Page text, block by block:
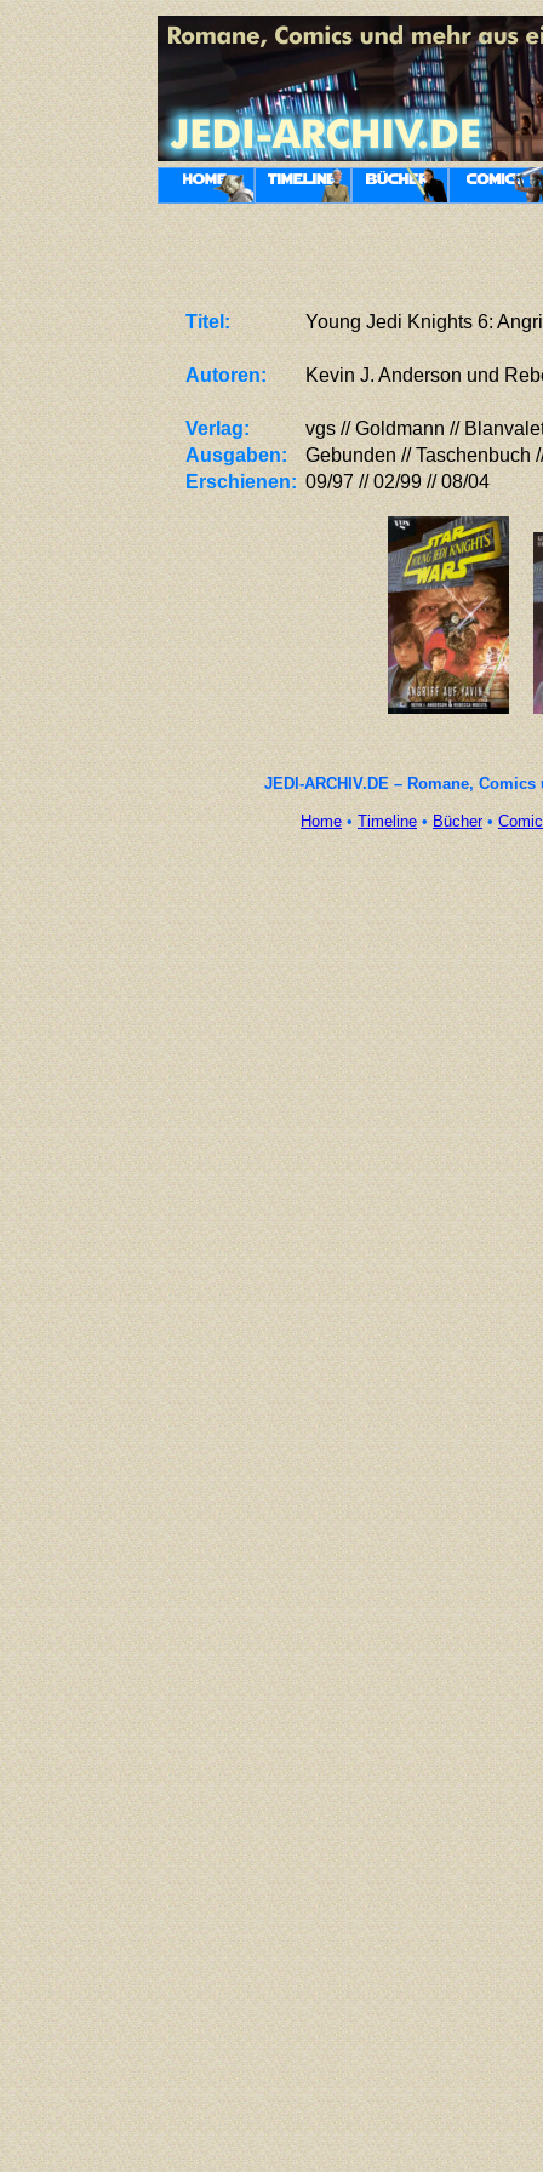
Titel: Young Jedi Knights 6:
Autoren: Kevin J. Anderson und
Verlag:
vgs // Goldmann //
Ausgaben:
Gebunden // Taschenbuch
Erschienen: 09/97 // 02/99 // 08/04
JEDI-ARCHIV.DE – Romane,
Home •Timeline • Bücher•